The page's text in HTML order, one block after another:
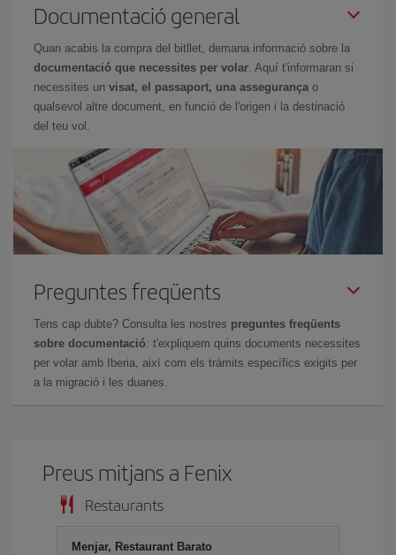
Documentació general
Quan acabis la compra del bitllet, demana informació sobre la
documentació que necessites per volar . Aquí t'informaran si
necessites un visat, el passaport, una assegurança o
qualsevol altre document, en funció de l'origen i la destinació
del teu vol.
Preguntes freqüents
Tens cap dubte? Consulta les nostres preguntes freqüents
sobre documentació: t'expliquem quins documents necessites
per volar amb Iberia, així com els tràmits específics exigits per
a la migració i les duanes.
Preus mitjans a Fenix
Restaurants
Menjar, Restaurant Barato